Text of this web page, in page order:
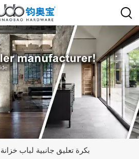
بكرة تعليق جانبية لباب